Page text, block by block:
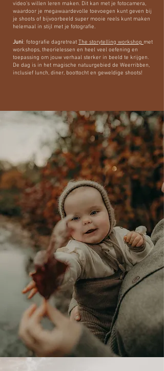
video's willen leren maken. Dit kan met je fotocamera,
waardoor je megawaardevolle toevoegen kunt geven bij
je shoots of bijvoorbeeld super mooie reels kunt maken
helemaal in stijl met je fotografie.
Juni: fotografie dagretreat The storytelling workshop met
workshops, theorielessen en heel veel oefening en
toepassing om jouw verhaal sterker in beeld te krijgen.
De dag is in het magische natuurgebied de Weerribben,
inclusief lunch, diner, boottocht en geweldige shoots!